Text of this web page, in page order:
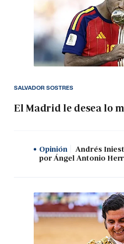
El Madrid le desea lo
SALVADOR SOSTRES
Opinión
Andrés
por Ángel Antonio